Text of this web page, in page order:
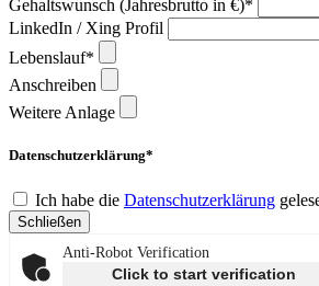
Gehaltswunsch (Jahresbrutto in €)*
LinkedIn / Xing Profil
Lebenslauf*
Anschreiben
Weitere Anlage
Datenschutzerklärung*
Ich habe die Datenschutzerklärung
Schließen
Anti-Robot Verification
Click to start verification